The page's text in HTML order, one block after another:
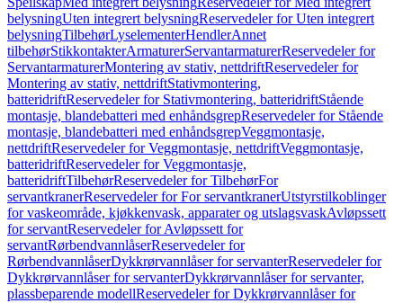
belysningUten integrert belysningReservedeler for Uten integrert
belysningTilbehørLyselementerHendlerAnnet
tilbehørStikkontakterArmaturerServantarmaturerReservedeler for
ServantarmaturerMontering av stativ, nettdriftReservedeler for
Montering av stativ, nettdriftStativmontering,
batteridriftReservedeler for Stativmontering, batteridriftStående
montasje, blandebatteri med enhåndsgrepReservedeler for Stående
montasje, blandebatteri med enhåndsgrepVeggmontasje,
nettdriftReservedeler for Veggmontasje, nettdriftVeggmontasje,
batteridriftReservedeler for Veggmontasje,
batteridriftTilbehørReservedeler for TilbehørFor
servantkranerReservedeler for For servantkranerUtstyrstilkoblinger
for vaskeområde, kjøkkenvask, apparater og utslagsvaskAvløpssett
for servantReservedeler for Avløpssett for
servantRørbendvannlåserReservedeler for
RørbendvannlåserDykkrørvannlåser for servanterReservedeler for
Dykkrørvannlåser for servanterDykkrørvannlåser for servanter,
plassbeparende modellReservedeler for Dykkrørvannlåser for